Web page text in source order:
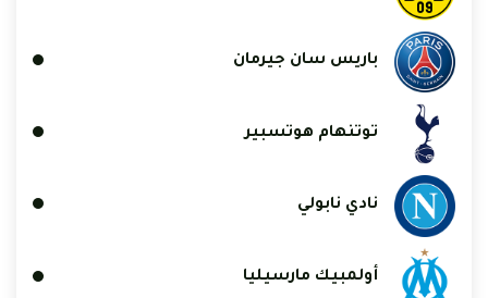
باريس سان جيرمان
توتنهام هوتسبير
نادي نابولي
أولمبيك مارسيليا